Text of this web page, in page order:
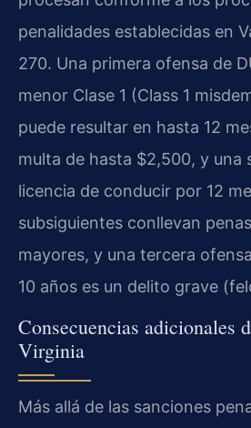
penalidades establecidas en
270. Una primera ofensa de
menor Clase 1 (Class 1
puede resultar en hasta 12
multa de hasta $2,500, y una
licencia de conducir por 12
subsiguientes conllevan
mayores, y una tercera
10 años es un delito grave
Consecuencias adicionales
Virginia
Más allá de las sanciones